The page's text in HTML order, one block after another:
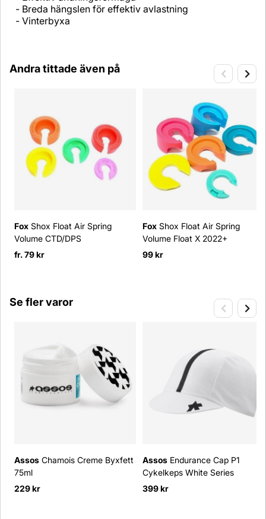
- Breda hängslen för effektiv avlastning
- Vinterbyxa
Andra tittade även på
Fox Shox Float Air Spring
Volume CTD/DPS
fr. 79 kr
Fox Shox Float Air Spring
Volume Float X 2022+
99 kr
Se fler varor
Assos Chamois Creme Byxfett
75ml
229 kr
Assos Endurance Cap P1
Cykelkeps White Series
399 kr